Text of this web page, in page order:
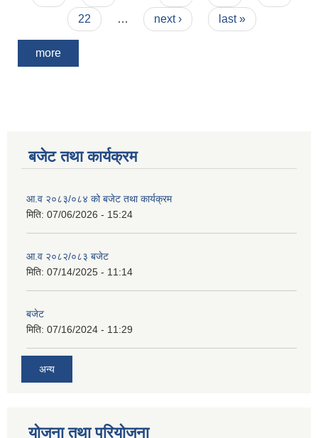
22
… next › last »
more
बजेट तथा कार्यक्रम
आ.व २०८३/०८४ को बजेट तथा कार्यक्रम
मिति: 07/06/2026 - 15:24
आ.व २०८२/०८३ बजेट
मिति: 07/14/2025 - 11:14
बजेट
मिति: 07/16/2024 - 11:29
अन्य
योजना तथा परियोजना